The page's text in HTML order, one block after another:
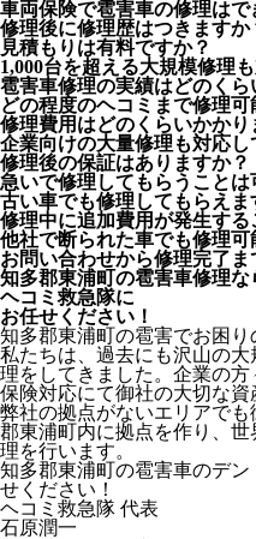
車両保険で雹害車の修理はで
修理後に修理歴はつきますか
見積もりは有料ですか？
1,000台を超える大規模修理
雹害車修理の実績はどのくら
どの程度のヘコミまで修理可
修理費用はどのくらいかかり
企業向けの大量修理も対応し
修理後の保証はありますか？
急いで修理してもらうことは
古い車でも修理してもらえま
修理中に追加費用が発生する
他社で断られた車でも修理可
お問い合わせから修理完了ま
知多郡東浦町の雹害車修理な
ヘコミ救急隊に
お任せください！
知多郡東浦町の雹害でお困り
私たちは、過去にも沢山の
理をしてきました。企業の方
保険対応にて御社の大切な資
弊社の拠点がないエリアで
郡東浦町内に拠点を作り、
理を行います。
知多郡東浦町の雹害車のデ
せください！
ヘコミ救急隊 代表
石原潤一